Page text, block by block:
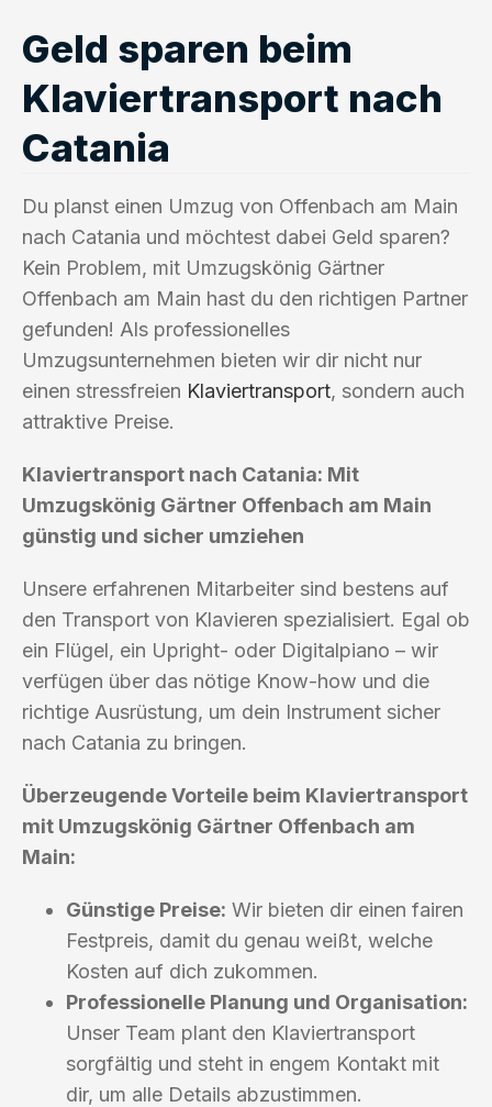
Geld sparen beim
Klaviertransport nach
Catania
Du planst einen Umzug von Offenbach am Main
nach Catania und möchtest dabei Geld sparen?
Kein Problem, mit Umzugskönig Gärtner
Offenbach am Main hast du den richtigen Partner
gefunden! Als professionelles
Umzugsunternehmen bieten wir dir nicht nur
einen stressfreien Klaviertransport, sondern auch
attraktive Preise.
Klaviertransport nach Catania: Mit
Umzugskönig Gärtner Offenbach am Main
günstig und sicher umziehen
Unsere erfahrenen Mitarbeiter sind bestens auf
den Transport von Klavieren spezialisiert. Egal ob
ein Flügel, ein Upright- oder Digitalpiano – wir
verfügen über das nötige Know-how und die
richtige Ausrüstung, um dein Instrument sicher
nach Catania zu bringen.
Überzeugende Vorteile beim Klaviertransport
mit Umzugskönig Gärtner Offenbach am
Main:
Günstige Preise: Wir bieten dir einen fairen
Festpreis, damit du genau weißt, welche
Kosten auf dich zukommen.
Professionelle Planung und Organisation:
Unser Team plant den Klaviertransport
sorgfältig und steht in engem Kontakt mit
dir, um alle Details abzustimmen.